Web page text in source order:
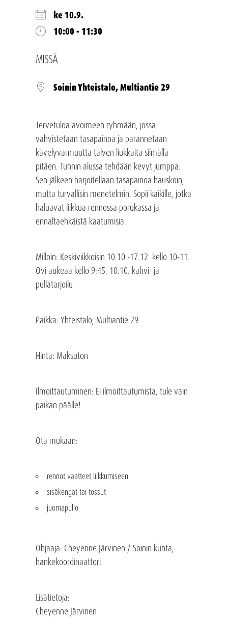
ke 10.9.
10:00 - 11:30
MISSÄ
Soinin Yhteistalo, Multiantie 29
Tervetuloa avoimeen ryhmään, jossa
vahvistetaan tasapainoa ja parannetaan
kävelyvarmuutta talven liukkaita silmällä
pitäen. Tunnin alussa tehdään kevyt jumppa.
Sen jälkeen harjoitellaan tasapainoa hauskoin,
mutta turvallisin menetelmin. Sopii kaikille, jotka
haluavat liikkua rennossa porukassa ja
ennaltaehkäistä kaatumisia.
Milloin: Keskiviikkoisin 10.10.-17.12. kello 10-11.
Ovi aukeaa kello 9:45. 10.10. kahvi- ja
pullatarjoilu
Paikka: Yhteistalo, Multiantie 29
Hinta: Maksuton
Ilmoittautuminen: Ei ilmoittautumista, tule vain
paikan päälle!
Ota mukaan:
rennot vaatteet liikkumiseen
sisäkengät tai tossut
juomapullo
Ohjaaja: Cheyenne Järvinen / Soinin kunta,
hankekoordinaattori
Lisätietoja:
Cheyenne Järvinen